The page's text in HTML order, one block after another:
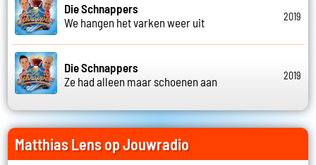
Die Schnappers
We hangen het varken weer uit
2019
Die Schnappers
Ze had alleen maar schoenen aan
2019
Matthias Lens op Jouwradio